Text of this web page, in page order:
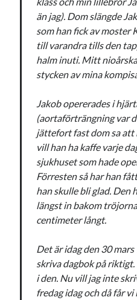
Kategorier
Kategorier
Etiketter
#blogg100
barnen
död England
historia hotell
Julkalenderfacit
julkalendern 2021
minnen mode
nostalgi ord
än jag). Dom slängde
som han fick av moster
till varandra tills den
halm inuti. Mitt
stycken av mina
Jakob opererades i
(aortaförträngning var
jättefort fast dom sa att
vill han ha kaffe varje
sjukhuset som hade
Förresten så har han
han skulle bli glad. Den
längst in bakom
centimeter långt.
Det är idag den 30
skriva dagbok på
i den. Nu vill jag inte
fredag idag och då får vi